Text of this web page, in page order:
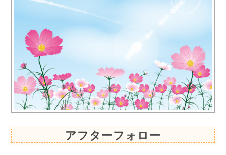
アフターフォロー